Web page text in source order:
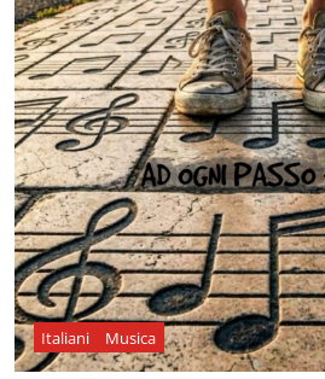
Italiani Musica